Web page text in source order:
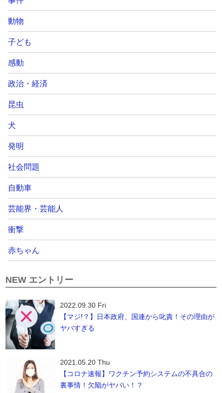
動物
子ども
感動
政治・経済
昆虫
犬
発明
社会問題
自動車
芸能界・芸能人
衝撃
赤ちゃん
NEW エントリー
2022.09.30 Fri
【マジ!？】日本政府、国連から叱責！その理由が
ヤバすぎる
2021.05.20 Thu
【コロナ速報】ワクチン予約システムの不具合の
裏事情！欠陥がヤバい！？